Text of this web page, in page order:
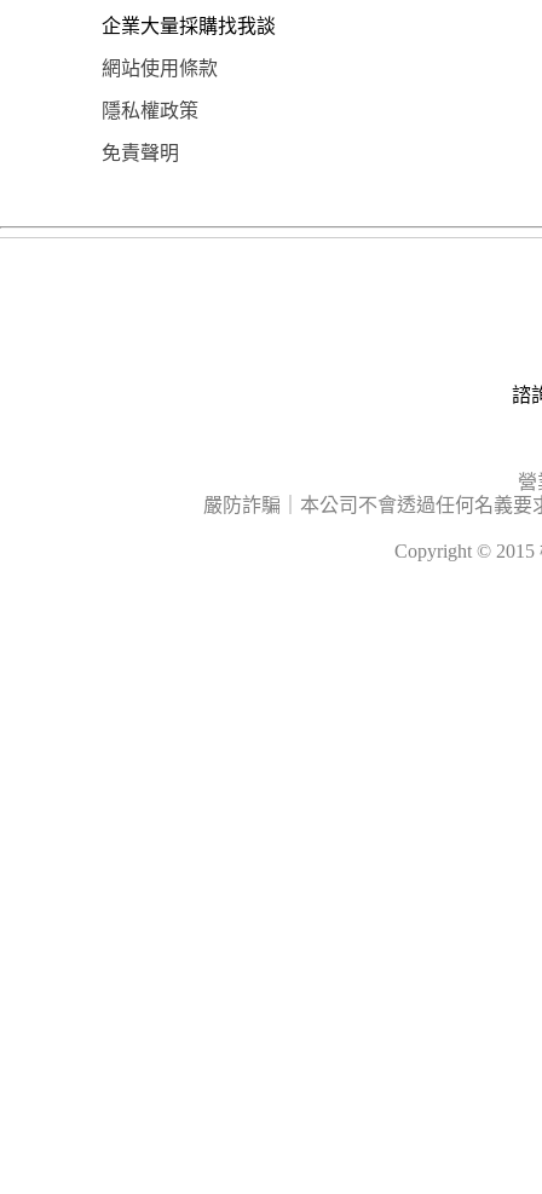
企業大量採購找我談
網站使用條款
隱私權政策
免責聲明
諮
營
嚴防詐騙｜本公司不會透過任何名義
Copyright ©